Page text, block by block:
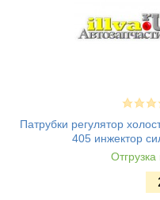
Патрубки регулятор
405 инжектор